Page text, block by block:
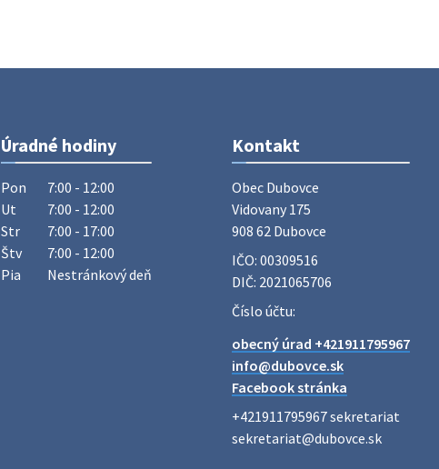
Vážený občan, dnes 5. 8. sa zváža
Oznámenie o uložení zásielky -
Juraj Sloboda
Na úradnej tabuli je nová výveska.
https://dubovce.sk?p=16556
28. júla 2026 10:49
stredu 29. júla 2026 sa v našej obci
uskutoční zber železa. Pracovníci
Obecného úradu budú od 8.00 hod.
Úradné hodiny
Pon
7:00 - 12:00
Ut
7:00 - 12:00
Str
7:00 - 17:00
Štv
7:00 - 12:00
Pia
Nestránkový deň
Kontakt
Obec Dubovce
Vidovany 175
908 62 Dubovce
IČO: 00309516
DIČ: 2021065706
Číslo účtu:
obecný úrad +421911795967
info@dubovce.sk
Facebook stránka
+421911795967 sekretariat
sekretariat@dubovce.sk